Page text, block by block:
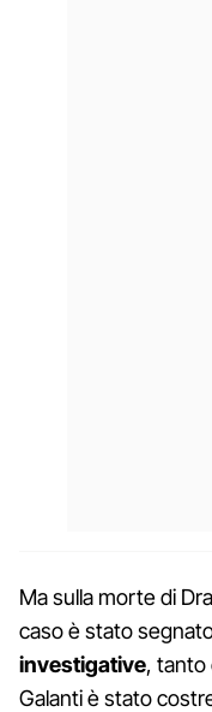
Ma sulla morte di
caso è stato
investigative, tanto
Galanti è stato